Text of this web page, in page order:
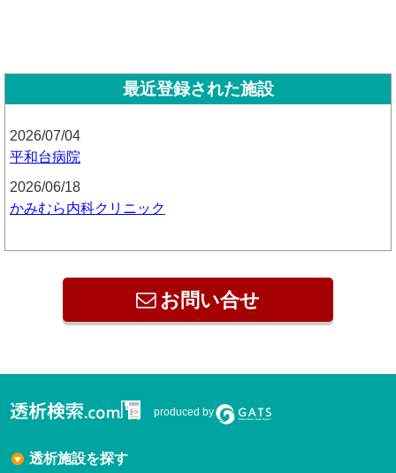
最近登録された施設
2026/07/04
平和台病院
2026/06/18
かみむら内科クリニック
お問い合せ
produced by
透析施設を探す